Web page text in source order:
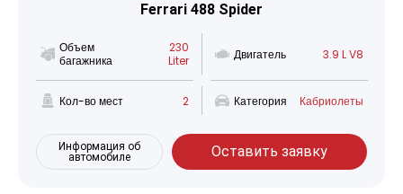
Ferrari 488 Spider
Объем
багажника
230
Liter
Двигатель 3.9 L V8
Кол-во мест 2 Категория Кабриолеты
Информация об
автомобиле
Оставить заявку